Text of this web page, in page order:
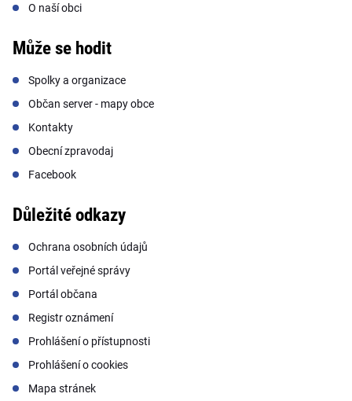
O naší obci
Může se hodit
Spolky a organizace
Občan server - mapy obce
Kontakty
Obecní zpravodaj
Facebook
Důležité odkazy
Ochrana osobních údajů
Portál veřejné správy
Portál občana
Registr oznámení
Prohlášení o přístupnosti
Prohlášení o cookies
Mapa stránek